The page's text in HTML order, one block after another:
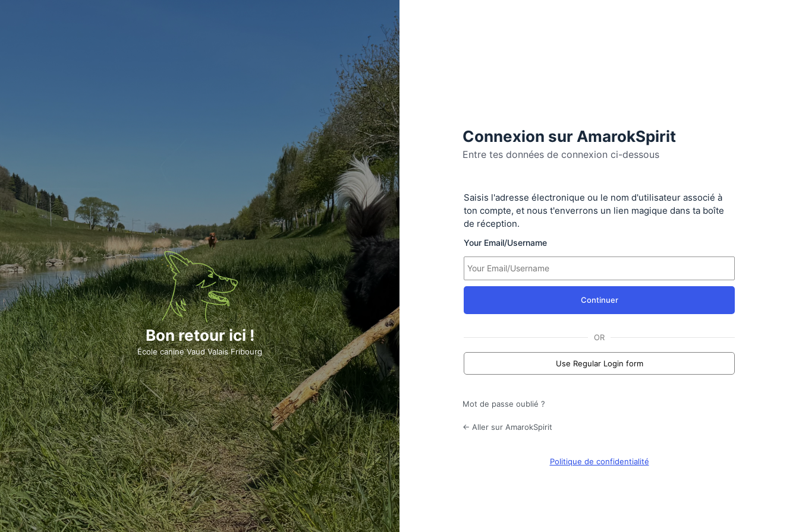
Connexion sur AmarokSpirit
Entre tes données de connexion ci-dessous
Se
connecter
Saisis l'adresse électronique ou le nom d'utilisateur associé à
ton compte, et nous t'enverrons un lien magique dans ta boîte
de réception.
Your Email/Username
Continuer
OR
Use Regular Login form
Mot de passe oublié ?
← Aller sur AmarokSpirit
Politique de confidentialité
Bon retour ici !
École canine Vaud Valais Fribourg